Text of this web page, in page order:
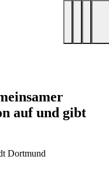
auf und gibt
Dortmund